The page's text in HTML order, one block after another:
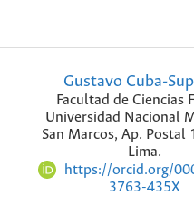
Gustavo Cuba-
Facultad de Ciencias
Universidad Nacional
San Marcos, Ap. Postal
Lima.
https://orcid.org/
3763-435X